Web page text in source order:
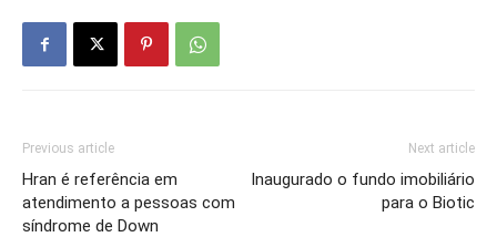
Previous article
Hran é referência em
atendimento a pessoas com
síndrome de Down
Next article
Inaugurado o fundo imobiliário
para o Biotic